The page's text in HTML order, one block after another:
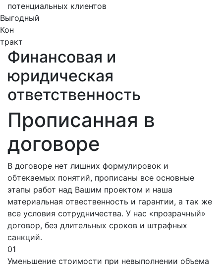
потенциальных клиентов
Выгодный
Кон
тракт
Финансовая и
юридическая
ответственность
Прописанная в
договоре
В договоре нет лишних формулировок и
обтекаемых понятий, прописаны все основные
этапы работ над Вашим проектом и наша
материальная отвественность и гарантии, а так же
все условия сотрудничества. У нас «прозрачный»
договор, без длительных сроков и штрафных
санкций.
01
Уменьшение стоимости при невыполнении объема